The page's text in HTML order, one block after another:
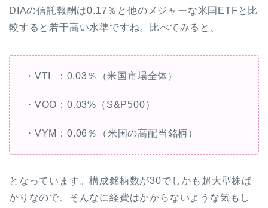
DIAの信託報酬は0.17％と他のメジャーな米国ETFと比
較すると若干高い水準ですね。比べてみると、
・VTI ：0.03％（米国市場全体）
・VOO：0.03%（S&P500）
・VYM：0.06％（米国の高配当銘柄）
となっています。構成銘柄数が30でしかも超大型株ば
かりなので、そんなに経費はかからないような気もし